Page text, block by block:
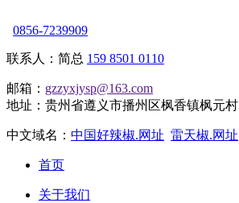
0856-7239909
联系人：简总 159 8501 0110
邮箱： gzzyxjysp@163.com
地址：贵州省遵义市播州区枫香镇枫元村
中文域名： 中国好辣椒.网址 雷天椒.网址
首页
关于我们